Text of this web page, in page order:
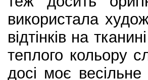
використала
відтінків на
теплого кольору
досі моє